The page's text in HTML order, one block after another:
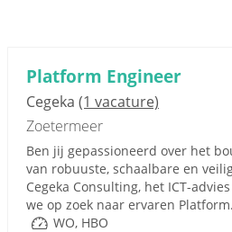
Platform Engineer
Cegeka (1 vacature)
Zoetermeer
Ben jij gepassioneerd over het
van robuuste, schaalbare en
Cegeka Consulting, het ICT-
we op zoek naar ervaren
WO, HBO